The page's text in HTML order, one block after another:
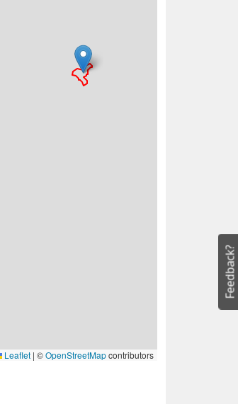
Leaflet | ©OpenStreetMapcontributors
Feedback?